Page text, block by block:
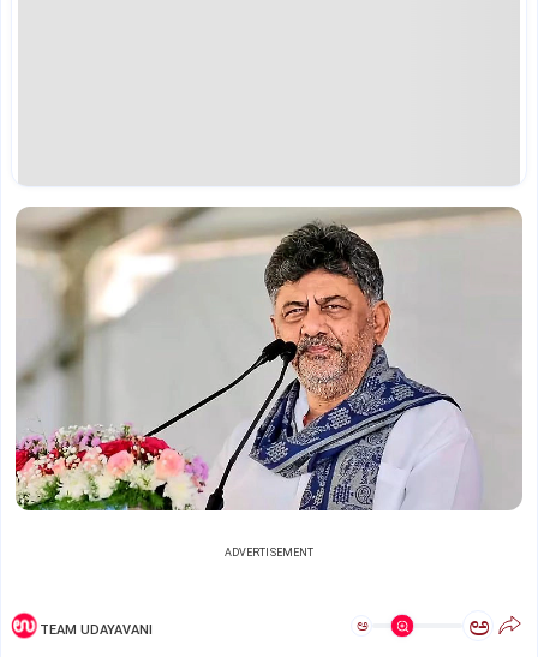
ADVERTISEMENT
TEAM UDAYAVANI ಅ ಅ